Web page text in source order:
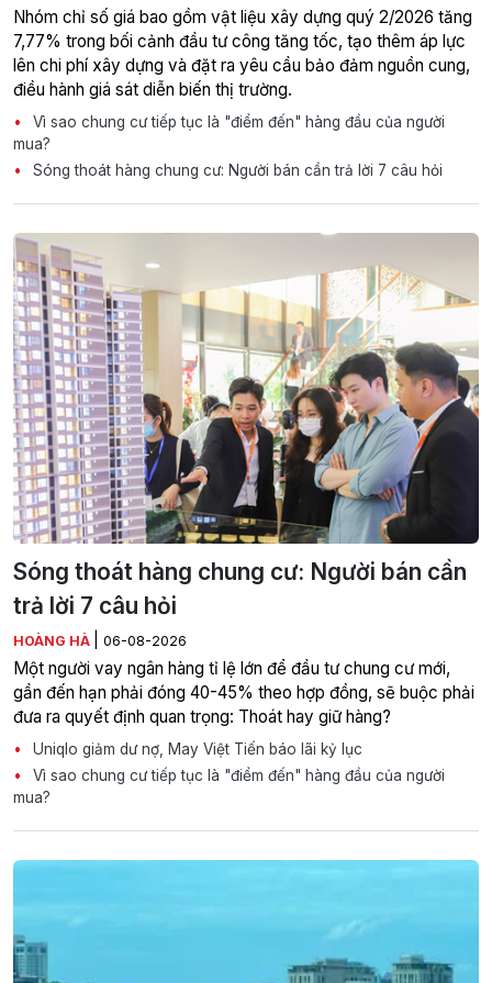
Nhóm chỉ số giá bao gồm vật liệu xây dựng quý 2/2026 tăng
7,77% trong bối cảnh đầu tư công tăng tốc, tạo thêm áp lực
lên chi phí xây dựng và đặt ra yêu cầu bảo đảm nguồn cung,
điều hành giá sát diễn biến thị trường.
Vì sao chung cư tiếp tục là "điểm đến" hàng đầu của người
mua?
Sóng thoát hàng chung cư: Người bán cần trả lời 7 câu hỏi
Sóng thoát hàng chung cư: Người bán cần
trả lời 7 câu hỏi
HOÀNG HÀ 06-08-2026
Một người vay ngân hàng tỉ lệ lớn để đầu tư chung cư mới,
gần đến hạn phải đóng 40-45% theo hợp đồng, sẽ buộc phải
đưa ra quyết định quan trọng: Thoát hay giữ hàng?
Uniqlo giảm dư nợ, May Việt Tiến báo lãi kỷ lục
Vì sao chung cư tiếp tục là "điểm đến" hàng đầu của người
mua?